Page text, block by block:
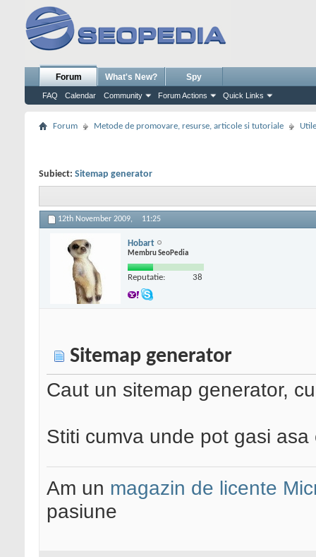
Forum
FAQ Calendar Community Forum Actions Quick Links
What's New? Spy
Forum Metode de promovare, resurse, articole si tutoriale Utile
Subiect: Sitemap generator
12th November 2009, 11:25
Hobart
Membru SeoPedia
Reputatie: 38
Sitemap generator
Caut un sitemap generator,
Stiti cumva unde pot gasi asa
Am un magazin de licente
pasiune